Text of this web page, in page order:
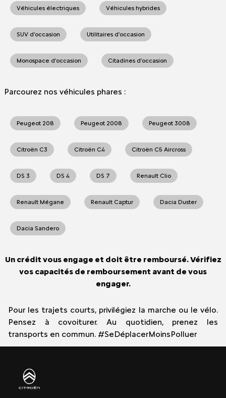
Véhicules électriques Véhicules hybrides
SUV d'occasion Utilitaires d'occasion
Monospace d'occasion Citadines d'occasion
Parcourez nos véhicules phares :
Peugeot 208 Peugeot 2008 Peugeot 3008
Citroën C3 Citroën C4 Citroën C5 Aircross
DS 3 DS 4 DS 7 Renault Clio
Renault Mégane Renault Captur Dacia Duster
Dacia Sandero
Un crédit vous engage et doit être remboursé. Vérifiez
vos capacités de remboursement avant de vous
engager.
Pour les trajets courts, privilégiez la marche ou le vélo.
Pensez à covoiturer. Au quotidien, prenez les
transports en commun. #SeDéplacerMoinsPolluer